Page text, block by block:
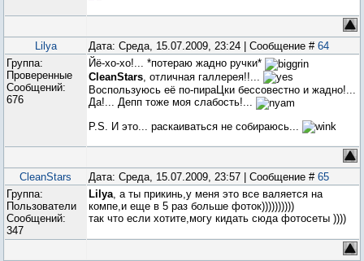
Lilya Дата: Среда, 15.07.2009, 23:24 | Сообщение # 64
Группа:
Проверенные
Сообщений:
676
Йё-хо-хо!... *потераю жадно ручки*
CleanStars , отличная галлерея!!...
Воспользуюсь её по-пираЦки бессовестно и жадно!...
Да!... Депп тоже моя слабость!...
P.S. И это... раскаиваться не собираюсь...
CleanStars Дата: Среда, 15.07.2009, 23:57 | Сообщение # 65
Группа:
Пользователи
Сообщений:
347
Lilya, а ты прикинь,у меня это все валяется на
компе,и еще в 5 раз больше фоток))))))))))
так что если хотите,могу кидать сюда фотосеты ))))